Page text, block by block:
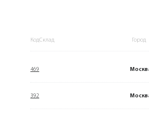
КодСклад Город
469
392